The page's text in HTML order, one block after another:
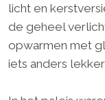
licht en
de geheel
opwarmen met
iets anders